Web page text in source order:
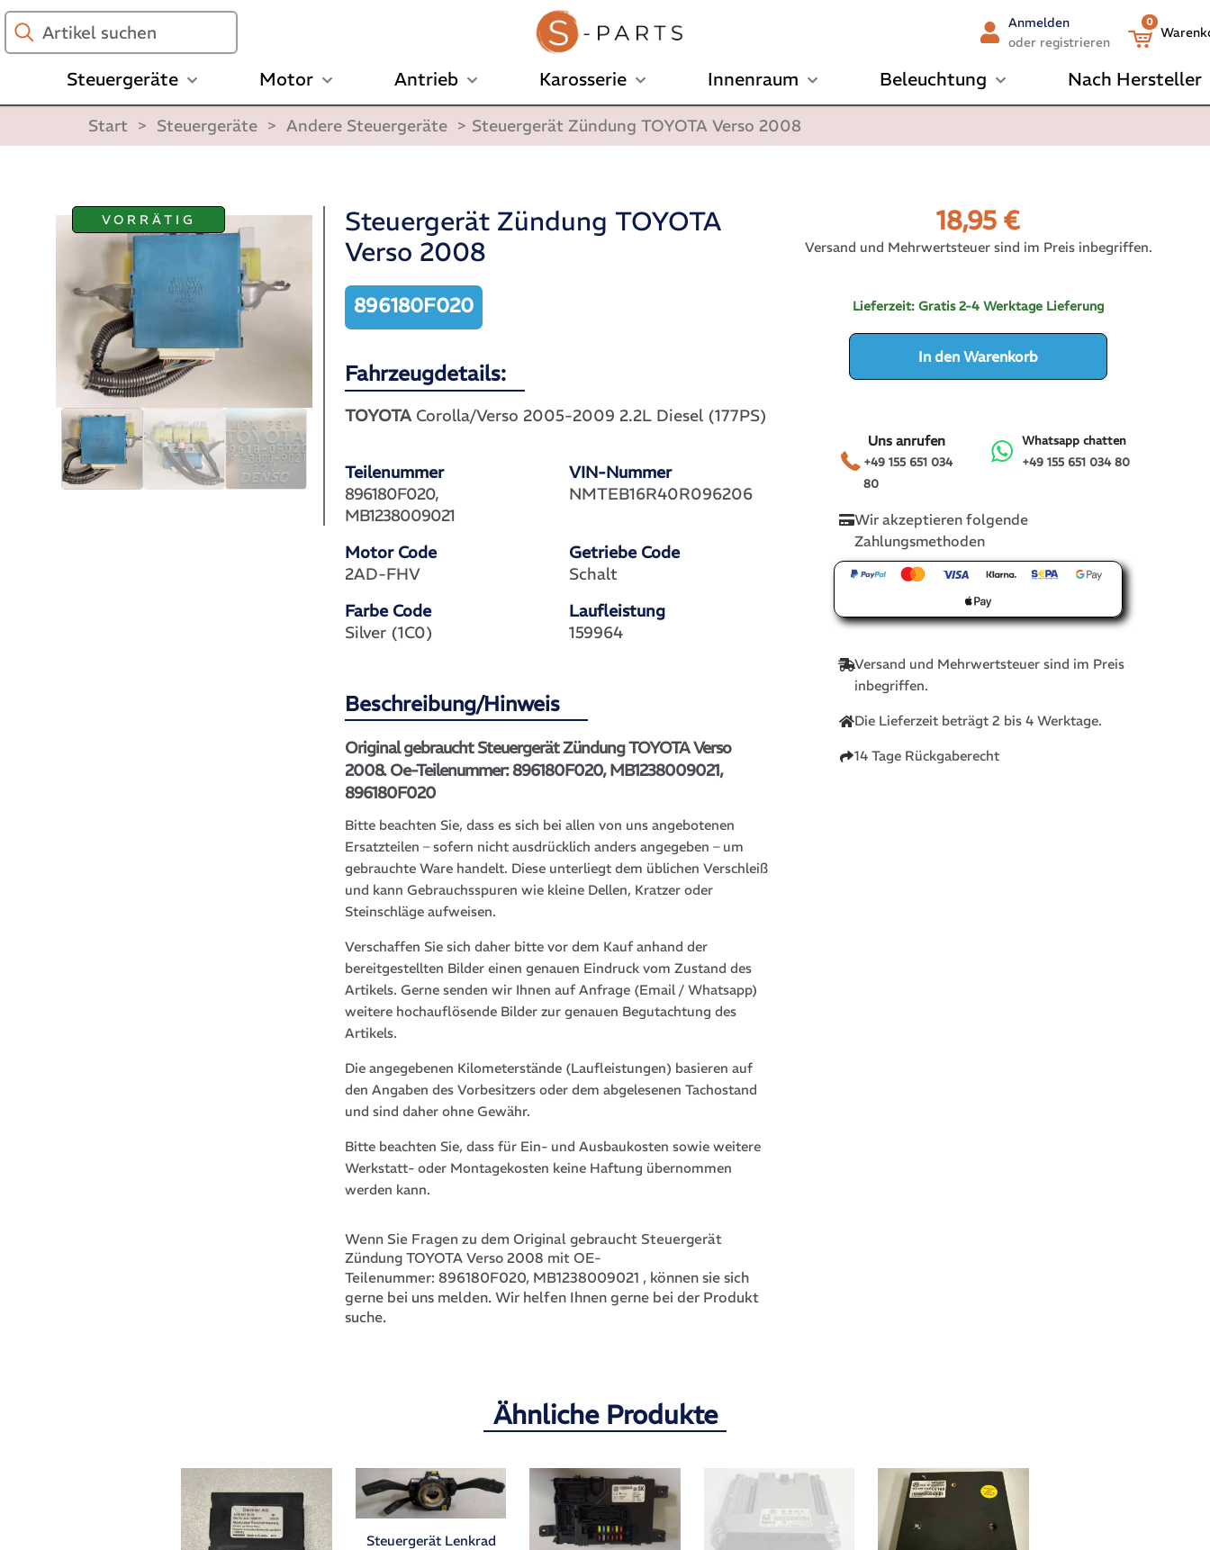
Artikel
suchen
Anmelden
oder registrieren
0
Steuergeräte Motor Antrieb Karosserie Innenraum Beleuchtung Nach Hersteller
Start > Steuergeräte > Andere Steuergeräte > Steuergerät Zündung TOYOTA Verso 2008
VORRÄTIG
Steuergerät Zündung TOYOTA
Verso 2008
896180F020
Fahrzeugdetails:
TOYOTACorolla/Verso 2005-2009 2.2L Diesel (177PS)
Teilenummer
VIN-Nummer
896180F020,
MB1238009021
NMTEB16R40R096206
Motor Code
Getriebe Code
2AD-FHV
Schalt
Farbe Code
Laufleistung
Silver (1C0)
159964
Beschreibung/Hinweis
Original gebraucht Steuergerät Zündung TOYOTA Verso
2008. Oe-Teilenummer: 896180F020, MB1238009021,
896180F020
Bitte beachten Sie, dass es sich bei allen von uns angebotenen
Ersatzteilen – sofern nicht ausdrücklich anders angegeben – um
gebrauchte Ware handelt. Diese unterliegt dem üblichen Verschleiß
und kann Gebrauchsspuren wie kleine Dellen, Kratzer oder
Steinschläge aufweisen.
Verschaffen Sie sich daher bitte vor dem Kauf anhand der
bereitgestellten Bilder einen genauen Eindruck vom Zustand des
Artikels. Gerne senden wir Ihnen auf Anfrage (Email / Whatsapp)
weitere hochauflösende Bilder zur genauen Begutachtung des
Artikels.
Die angegebenen Kilometerstände (Laufleistungen) basieren auf
den Angaben des Vorbesitzers oder dem abgelesenen Tachostand
und sind daher ohne Gewähr.
Bitte beachten Sie, dass für Ein- und Ausbaukosten sowie weitere
Werkstatt- oder Montagekosten keine Haftung übernommen
werden kann.
Wenn Sie Fragen zu dem Original gebraucht Steuergerät
Zündung TOYOTA Verso 2008 mit OE-
Teilenummer:896180F020, MB1238009021 , können sie sich
gerne bei uns melden. Wir helfen Ihnen gerne bei der Produkt
suche.
18,95€
Versand und Mehrwertsteuer sind im Preis inbegriffen.
Lieferzeit:Gratis 2-4 Werktage Lieferung
In den Warenkorb
+49 155 651 034
80
Uns anrufen
+49 155 651 034 80
Whatsapp chatten
Wir akzeptieren folgende
Zahlungsmethoden
Versand und Mehrwertsteuer sind im Preis
inbegriffen.
Die Lieferzeit beträgt 2 bis 4 Werktage.
14 Tage Rückgaberecht
Ähnliche Produkte
Steuergerät Lenkrad